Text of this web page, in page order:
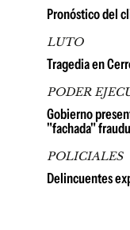
Pronóstico del
LUTO
Tragedia en
PODER
Gobierno
"fachada"
POLICIALES
Delincuentes